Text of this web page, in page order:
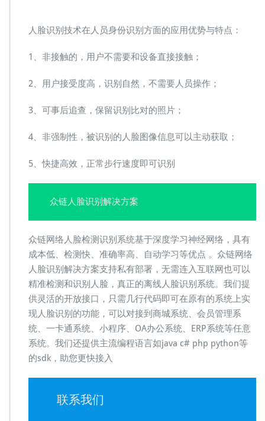
人脸识别技术在人员身份识别方面的应用优势与特点：
1、非接触的，用户不需要和设备直接接触；
2、用户接受度高，识别自然，不需要人员操作；
3、可事后追查，保留识别比对的照片；
4、非强制性，被识别的人脸图像信息可以主动获取；
5、快捷高效，正常步行速度即可识别
众链人脸识别解决方案
众链网络人脸检测识别系统基于深度学习神经网络，具有
成本低、检测快、准确率高、自动学习等优点 。众链网络
人脸识别解决方案支持私有部署，无需连入互联网也可以
精准检测和识别人脸，真正的离线人脸识别系统。我们提
供灵活的开放接口，只需几行代码即可在原有的系统上实
现人脸识别的功能，可以对接到商城系统、会员管理系
统、一卡通系统、小程序、OA办公系统、ERP系统等任意
系统。我们还提供主流编程语言如java c# php python等
的sdk，助您更快接入
联系我们